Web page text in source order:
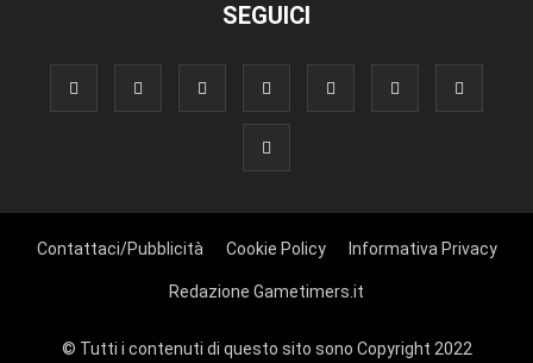
SEGUICI
Contattaci/Pubblicità Cookie Policy Informativa Privacy
Redazione Gametimers.it
© Tutti i contenuti di questo sito sono Copyright 2022